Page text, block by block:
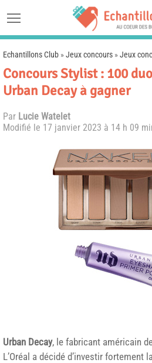
Echantillons Club »Jeux concours »Jeux
Concours Stylist : 100
Urban Decay à gagner
Par Lucie Watelet
Modifié le 17 janvier 2023 à 14 h 09
Urban Decay, le fabricant américain
L’Oréal a décidé d’investir